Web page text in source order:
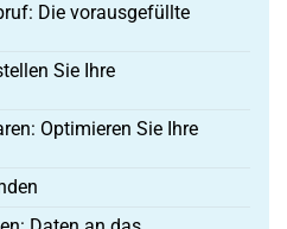
Die vorausgefüllte
Sie Ihre
Optimieren Sie Ihre